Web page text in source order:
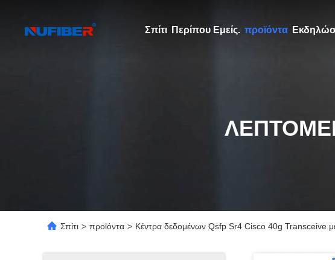
Σπίτι Περίπου Εμείς. προϊόντα
Σπίτι > προϊόντα > Κέντρα δεδομένων Qsfp Sr4 Cisco 40g Transceive